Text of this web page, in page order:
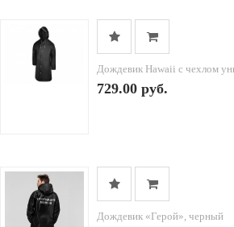
Дождевик Hawaii c чехлом
729.00 руб.
Дождевик «Герой», черный